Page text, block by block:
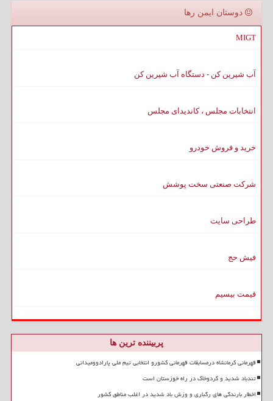
دوستان ایمن رها
MIGT
آب شیرین کن - دستگاه آب شیرین کن
انتخابات مجلس ، کاندیدای مجلس
خرید و فروش خودرو
شرکت صنعتی سخت پوشش
طراحی سایت
فیش حج
قیمت بیسیم
پربیننده ترین ها
قهرمانی کرمانشاه درمسابقات قهرمانی کشورو انتخابی تیم ملی پارادوومیدانی
تندباد شدید و گردوخاک در راه خوزستان است
اخطار بارندگی های رگباری و وزش باد شدید در اغلب مناطق کشور